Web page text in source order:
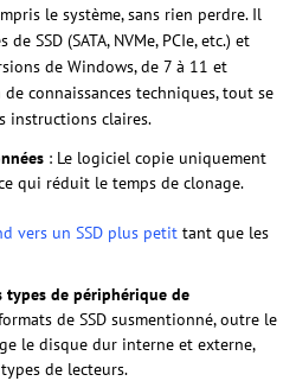
le système, sans rien perdre. Il
SSD (SATA, NVMe, PCIe, etc.) et
de Windows, de 7 à 11 et
de connaissances techniques, tout se
instructions claires.
: Le logiciel copie uniquement
qui réduit le temps de clonage.
vers un SSD plus petit tant que les
types de périphérique de
de SSD susmentionné, outre le
le disque dur interne et externe,
de lecteurs.